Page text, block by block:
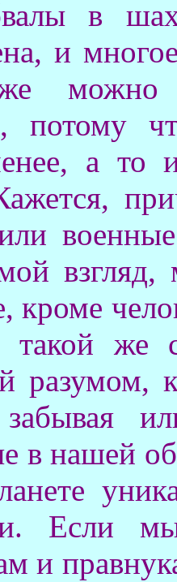
в
и
можно
потому
а то
кроме
такой же
разумом,
забывая
в нашей
Если
и